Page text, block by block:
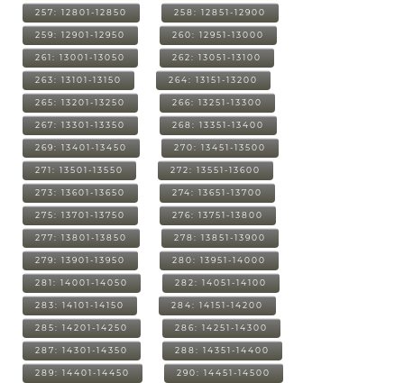
257: 12801-12850 258: 12851-12900
259: 12901-12950 260: 12951-13000
261: 13001-13050 262: 13051-13100
263: 13101-13150 264: 13151-13200
265: 13201-13250 266: 13251-13300
267: 13301-13350 268: 13351-13400
269: 13401-13450 270: 13451-13500
271: 13501-13550 272: 13551-13600
273: 13601-13650 274: 13651-13700
275: 13701-13750 276: 13751-13800
277: 13801-13850 278: 13851-13900
279: 13901-13950 280: 13951-14000
281: 14001-14050 282: 14051-14100
283: 14101-14150 284: 14151-14200
285: 14201-14250 286: 14251-14300
287: 14301-14350 288: 14351-14400
289: 14401-14450 290: 14451-14500